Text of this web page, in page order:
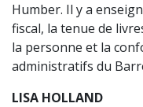
Humber. Il y a
fiscal, la tenue de
la personne et la
administratifs du
LISA HOLLAND